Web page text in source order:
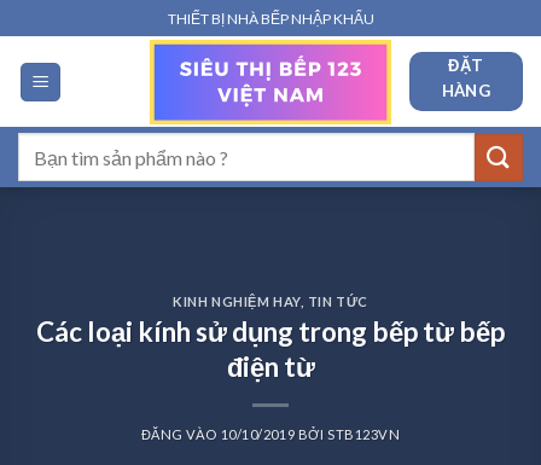
qua
nội
dung
THIẾT BỊ NHÀ BẾP NHẬP KHẨU
ĐẶT
HÀNG
kiếm:
KINH NGHIỆM HAY, TIN TỨC
Các loại kính sử dụng trong bếp từ bếp
điện từ
ĐĂNG VÀO 10/10/2019 BỞI STB123VN